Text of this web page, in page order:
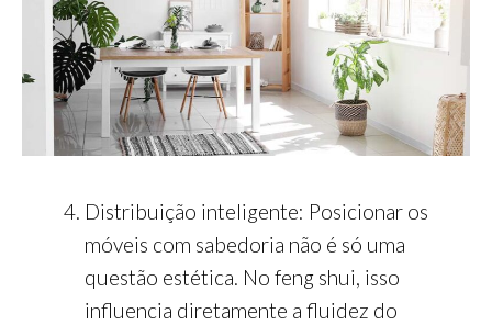
Distribuição inteligente: Posicionar os
móveis com sabedoria não é só uma
questão estética. No feng shui, isso
influencia diretamente a fluidez do